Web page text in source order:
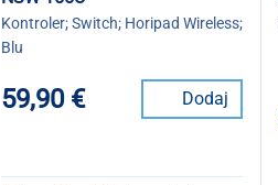
Kontroler; Switch; Horipad Wireless;
Blu
59,90 € Dodaj